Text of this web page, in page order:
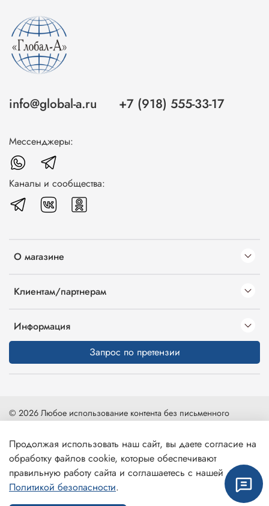
О магазине
Клиентам/партнерам
Информация
Запрос по претензии
info@global-a.ru +7 (918) 555-33-17
Мессенджеры:
Каналы и сообщества:
© 2026 Любое использование контента без письменного
Карта сайта| Интернет-магазин создан на inSales
Продолжая использовать наш сайт, вы даете согласие на
обработку файлов cookie, которые обеспечивают
правильную работу сайта и соглашаетесь с нашей
Политикой безопасности.